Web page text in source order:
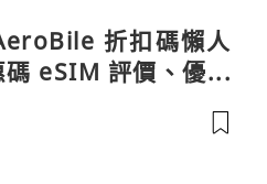
折扣碼懶人
eSIM 評價、優缺
完整整理